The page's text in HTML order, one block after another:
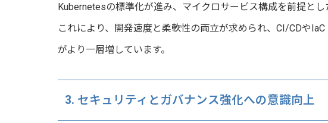
Kubernetesの標準化が進み、マイクロサービス構成を前提とし
これにより、開発速度と柔軟性の両立が求められ、CI/CDや
がより一層増しています。
3. セキュリティとガバナンス強化への意識向上